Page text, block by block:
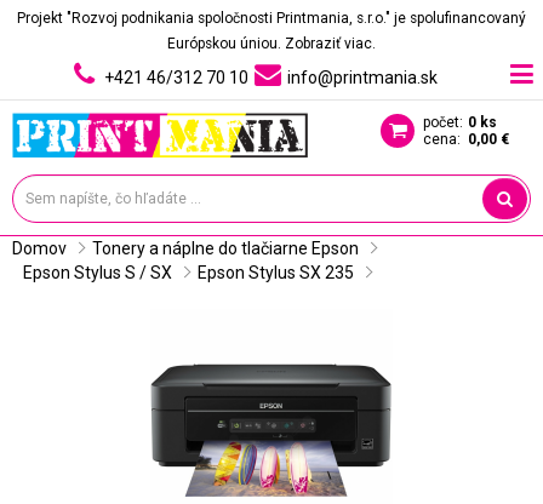
Projekt "Rozvoj podnikania spoločnosti Printmania, s.r.o." je spolufinancovaný
Európskou úniou. Zobraziť viac.
+421 46/312 70 10 info@printmania.sk
počet: 0 ks
cena: 0,00 €
Domov
Tonery a náplne do tlačiarne Epson
Epson Stylus S / SX
Epson Stylus SX 235